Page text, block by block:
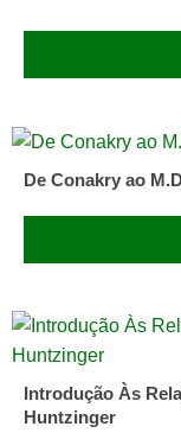
De Conakry ao
Introdução Às
Huntzinger